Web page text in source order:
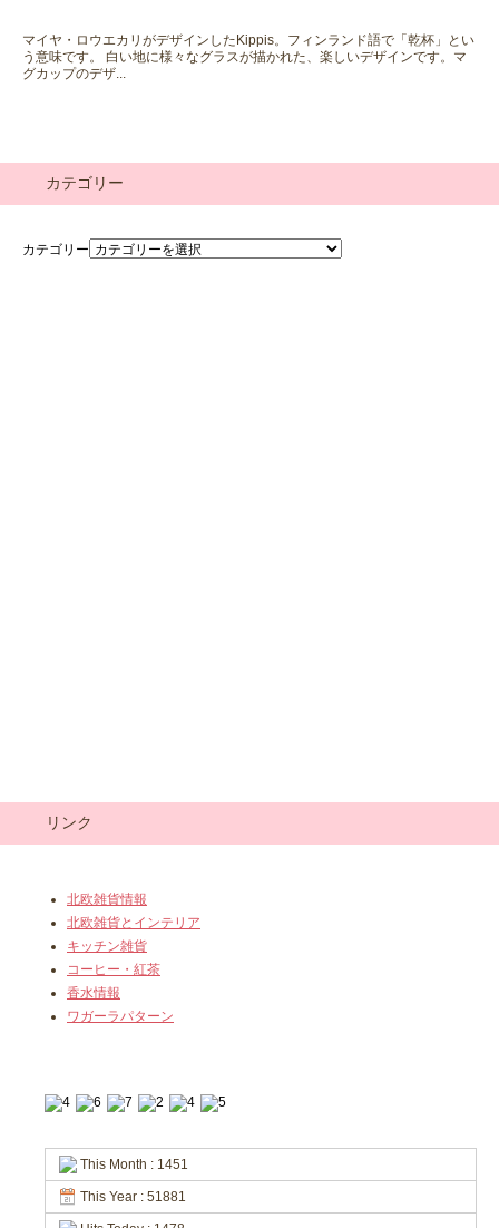
マイヤ・ロウエカリがデザインしたKippis。フィンランド語で「乾杯」とい
う意味です。 白い地に様々なグラスが描かれた、楽しいデザインです。マ
グカップのデザ...
カテゴリー
カテゴリー
リンク
北欧雑貨情報
北欧雑貨とインテリア
キッチン雑貨
コーヒー・紅茶
香水情報
ワガーラパターン
This Month : 1451
This Year : 51881